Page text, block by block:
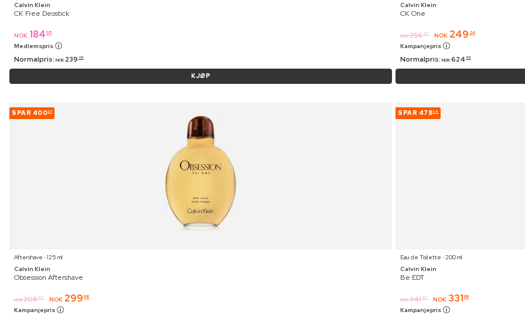
Calvin Klein
CK Free Deostick
NOK 184 95
Medlemspris
Normalpris: NOK 239 95
KJØP
Calvin Klein
CK One
NOK 256 95 NOK 249 24
Kampanjepris
Normalpris: NOK 624 95
SPAR 40027
Aftershave ⋅ 125 ml
Calvin Klein
Obsession Aftershave
NOK 308 95 NOK 299 68
Kampanjepris
SPAR 47826
Eau de Toilette ⋅ 200 ml
Calvin Klein
Be EDT
NOK 341 95 NOK 331 69
Kampanjepris